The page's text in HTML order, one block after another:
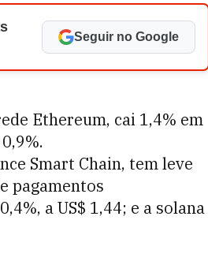
Seguir no Google
Ethereum, cai 1,4% em
Smart Chain, tem leve
pagamentos
a US$ 1,44; e a solana